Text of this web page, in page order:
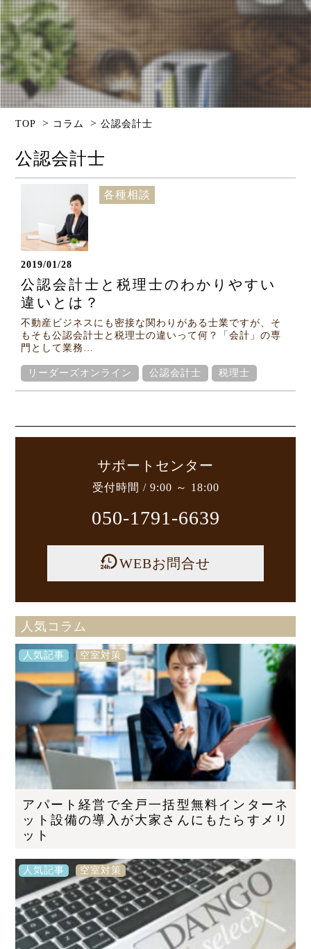
Column
コラム
TOP > コラム >公認会計士
公認会計士
各種相談
2019/01/28
公認会計士と税理士のわかりやすい
違いとは？
不動産ビジネスにも密接な関わりがある士業ですが、そ
もそも公認会計士と税理士の違いって何？「会計」の専
門として業務…
リーダーズオンライン 公認会計士 税理士
サポートセンター
受付時間 / 9:00 ～ 18:00
050-1791-6639
WEBお問合せ
人気コラム
人気記事 空室対策
アパート経営で全戸一括型無料インターネ
ット設備の導入が大家さんにもたらすメリ
ット
人気記事 空室対策